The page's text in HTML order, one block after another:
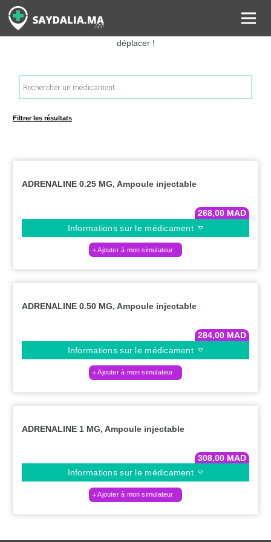
Rechercher les informations sur vos médicaments, leurs prix et
estimer ainsi le coût total de votre ordonnance, sans vous
déplacer !
Recherche
de
produits
Filtrer les résultats
ADRENALINE 0.25 MG, Ampoule injectable
268,00 MAD
Informations sur le médicament
Ajouter à mon simulateur
ADRENALINE 0.50 MG, Ampoule injectable
284,00 MAD
Informations sur le médicament
Ajouter à mon simulateur
ADRENALINE 1 MG, Ampoule injectable
308,00 MAD
Informations sur le médicament
Ajouter à mon simulateur